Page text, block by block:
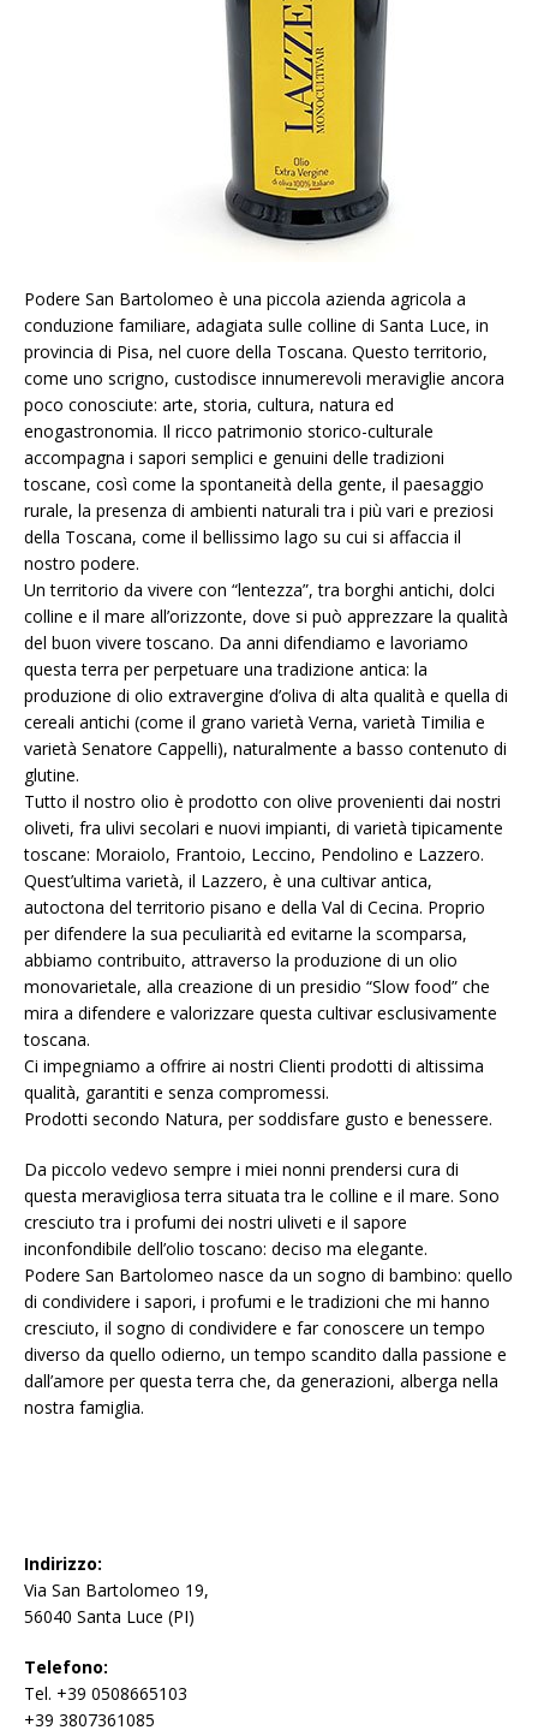
Podere San Bartolomeo è una piccola azienda agricola a
conduzione familiare, adagiata sulle colline di Santa Luce, in
provincia di Pisa, nel cuore della Toscana. Questo territorio,
come uno scrigno, custodisce innumerevoli meraviglie ancora
poco conosciute: arte, storia, cultura, natura ed
enogastronomia. Il ricco patrimonio storico-culturale
accompagna i sapori semplici e genuini delle tradizioni
toscane, così come la spontaneità della gente, il paesaggio
rurale, la presenza di ambienti naturali tra i più vari e preziosi
della Toscana, come il bellissimo lago su cui si affaccia il
nostro podere.
Un territorio da vivere con “lentezza”, tra borghi antichi, dolci
colline e il mare all’orizzonte, dove si può apprezzare la qualità
del buon vivere toscano. Da anni difendiamo e lavoriamo
questa terra per perpetuare una tradizione antica: la
produzione di olio extravergine d’oliva di alta qualità e quella di
cereali antichi (come il grano varietà Verna, varietà Timilia e
varietà Senatore Cappelli), naturalmente a basso contenuto di
glutine.
Tutto il nostro olio è prodotto con olive provenienti dai nostri
oliveti, fra ulivi secolari e nuovi impianti, di varietà tipicamente
toscane: Moraiolo, Frantoio, Leccino, Pendolino e Lazzero.
Quest’ultima varietà, il Lazzero, è una cultivar antica,
autoctona del territorio pisano e della Val di Cecina. Proprio
per difendere la sua peculiarità ed evitarne la scomparsa,
abbiamo contribuito, attraverso la produzione di un olio
monovarietale, alla creazione di un presidio “Slow food” che
mira a difendere e valorizzare questa cultivar esclusivamente
toscana.
Ci impegniamo a offrire ai nostri Clienti prodotti di altissima
qualità, garantiti e senza compromessi.
Prodotti secondo Natura, per soddisfare gusto e benessere.
Da piccolo vedevo sempre i miei nonni prendersi cura di
questa meravigliosa terra situata tra le colline e il mare. Sono
cresciuto tra i profumi dei nostri uliveti e il sapore
inconfondibile dell’olio toscano: deciso ma elegante.
Podere San Bartolomeo nasce da un sogno di bambino: quello
di condividere i sapori, i profumi e le tradizioni che mi hanno
cresciuto, il sogno di condividere e far conoscere un tempo
diverso da quello odierno, un tempo scandito dalla passione e
dall’amore per questa terra che, da generazioni, alberga nella
nostra famiglia.
Indirizzo:
Via San Bartolomeo 19,
56040 Santa Luce (PI)
Telefono:
Tel. +39 0508665103
+39 3807361085